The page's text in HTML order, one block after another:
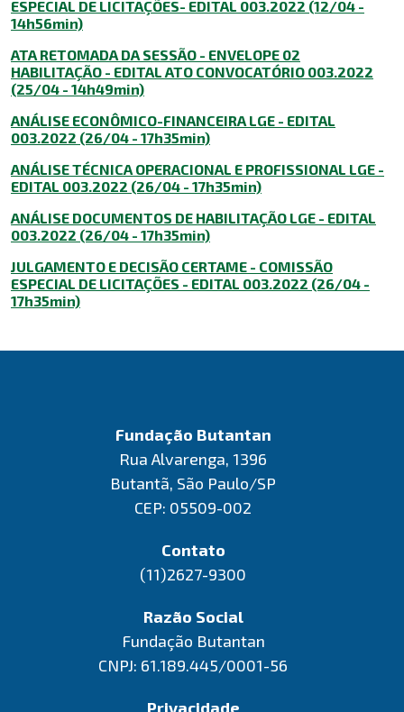
ESPECIAL DE LICITAÇÕES- EDITAL 003.2022 (12/04 -
14h56min)
ATA RETOMADA DA SESSÃO - ENVELOPE 02
HABILITAÇÃO - EDITAL ATO CONVOCATÓRIO 003.2022
(25/04 - 14h49min)
ANÁLISE ECONÔMICO-FINANCEIRA LGE - EDITAL
003.2022 (26/04 - 17h35min)
ANÁLISE TÉCNICA OPERACIONAL E PROFISSIONAL LGE -
EDITAL 003.2022 (26/04 - 17h35min)
ANÁLISE DOCUMENTOS DE HABILITAÇÃO LGE - EDITAL
003.2022 (26/04 - 17h35min)
JULGAMENTO E DECISÃO CERTAME - COMISSÃO
ESPECIAL DE LICITAÇÕES - EDITAL 003.2022 (26/04 -
17h35min)
Fundação Butantan
Rua Alvarenga, 1396
Butantã, São Paulo/SP
CEP: 05509-002
Contato
(11)2627-9300
Razão Social
Fundação Butantan
CNPJ: 61.189.445/0001-56
Privacidade